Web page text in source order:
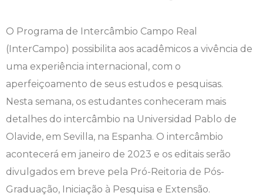
O Programa de Intercâmbio Campo Real
(InterCampo) possibilita aos acadêmicos a vivência de
uma experiência internacional, com o
aperfeiçoamento de seus estudos e pesquisas.
Nesta semana, os estudantes conheceram mais
detalhes do intercâmbio na Universidad Pablo de
Olavide, em Sevilla, na Espanha. O intercâmbio
acontecerá em janeiro de 2023 e os editais serão
divulgados em breve pela Pró-Reitoria de Pós-
Graduação, Iniciação à Pesquisa e Extensão.
Publicações Institucionais
Direito
Enfermagem
Engenharia Agronômica
Engenharia Civil
Engenharia de Software
Engenharia Elétrica
Calendário Acadêmico
Calendário de Provas
Carteirinha de Estudante
Central de Estágios - TCC
Ensalamento
Horário de Aulas
Comissão de Ética no Uso de Animais
Comitê de Ética em Pesquisa
Diploma Digital
Educação em Direitos Humanos
Editais
Extensão